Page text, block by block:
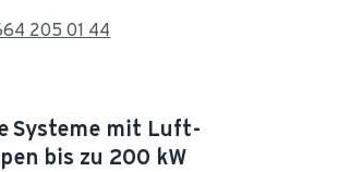
205 01 44
Systeme mit Luft-
bis zu 200 kW